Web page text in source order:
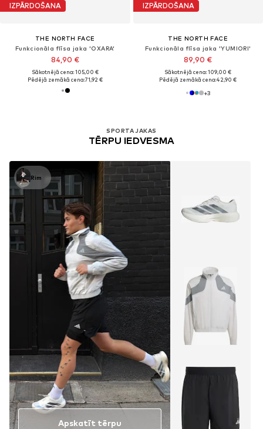
IZPĀRDOŠANA
THE NORTH FACE
Funkcionāla flīsa jaka 'OXARA'
84,90 €
Sākotnējā cena: 105,00 €
Pēdējā zemākā cena:71,92 €
IZPĀRDOŠANA
THE NORTH FACE
Funkcionāla flīsa jaka 'YUMIORI'
89,90 €
Sākotnējā cena: 109,00 €
Pēdējā zemākā cena:42,90 €
+3
SPORTA JAKAS
TĒRPU IEDVESMA
Rim
Apskatīt tērpu